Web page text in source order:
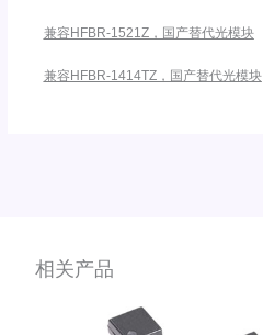
兼容HFBR-1521Z，国产替代光模块
兼容HFBR-1414TZ，国产替代光模块
相关产品